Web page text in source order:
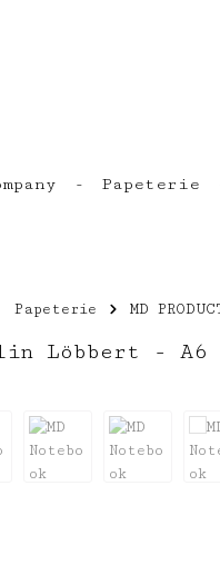
Papeterie
Papeterie MD
Löbbert